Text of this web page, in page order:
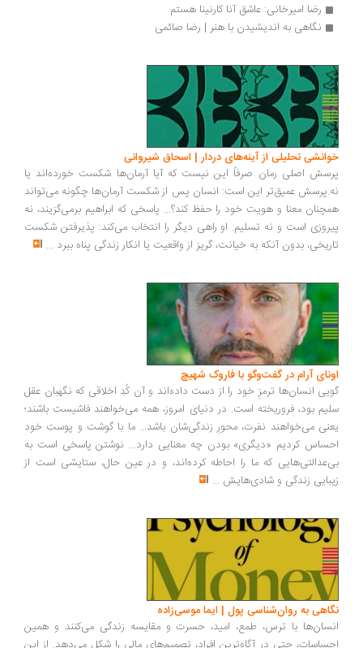
رضا امیرخانی: عاشق آنا کارنینا هستم
نگاهی به اندیشیدن با هنر | رضا صائمی
تحلیلی از آینه‌های دردار | اسحاق شیروانی
اصلی رمان صرفاً این نیست که آیا آرمان‌ها شکست خورده‌اند یا
عمیق‌تر این است: انسان پس از شکست آرمان‌ها چگونه می‌تواند
معنا و هویت خود را حفظ کند؟... پاسخی که ابراهیم برمی‌گزیند، نه
است و نه تسلیم. او راهی دیگر را انتخاب می‌کند: پذیرفتن شکست
بدون آنکه به خیانت، گریز از واقعیت یا انکار زندگی پناه ببرد...
آرام در گفت‌وگو با فاروک شهیچ‭
انسان‌ها ترمزِ خود را از دست داده‌اند و آن کُدِ اخلاقی که نگهبان عقل
بود، فروریخته است. در دنیای امروز، همه می‌خواهند فاشیست باشند؛
می‌خواهند نفرت، محورِ زندگی‌شان باشد... ما با گوشت و پوست خود
کردیم «دیگری» بودن چه معنایی دارد... نوشتن پاسخی است به
که ما را احاطه کرده‌اند، و در عین حال، ستایشی است از
زندگی و شادی‌هایش...
به روان‌شناسی پول | ایما موسی‌زاده
با ترس، طمع، امید، حسرت و مقایسه زندگی می‌کنند و همین